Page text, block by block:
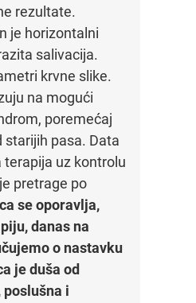
rezultate.
je horizontalni
salivacija.
krvne slike.
na mogući
poremećaj
starijih pasa. Data
uz kontrolu
pretrage po
se oporavlja,
danas na
o nastavku
je duša od
poslušna i